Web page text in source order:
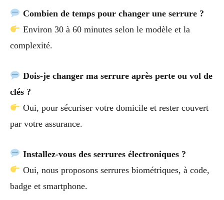
Combien de temps pour changer une serrure ?
Environ 30 à 60 minutes selon le modèle et la
complexité.
Dois-je changer ma serrure après perte ou vol de
clés ?
Oui, pour sécuriser votre domicile et rester couvert
par votre assurance.
Installez-vous des serrures électroniques ?
Oui, nous proposons serrures biométriques, à code,
badge et smartphone.